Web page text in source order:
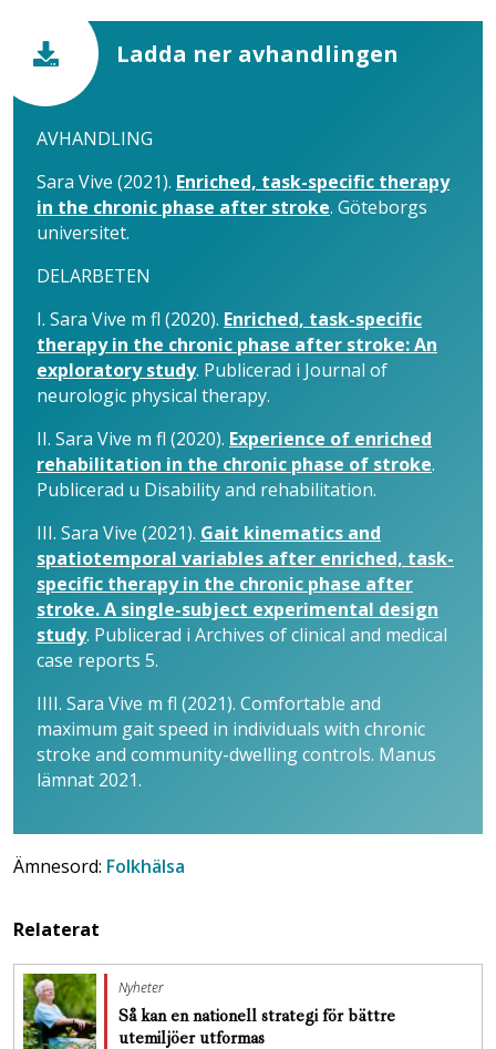
Ladda ner avhandlingen
AVHANDLING
Sara Vive (2021). Enriched, task-specific therapy
in the chronic phase after stroke. Göteborgs
universitet.
DELARBETEN
I. Sara Vive m fl (2020). Enriched, task-specific
therapy in the chronic phase after stroke: An
exploratory study. Publicerad i Journal of
neurologic physical therapy.
II. Sara Vive m fl (2020). Experience of enriched
rehabilitation in the chronic phase of stroke.
Publicerad u Disability and rehabilitation.
III. Sara Vive (2021). Gait kinematics and
spatiotemporal variables after enriched, task-
specific therapy in the chronic phase after
stroke. A single-subject experimental design
study. Publicerad i Archives of clinical and medical
case reports 5.
IIII. Sara Vive m fl (2021). Comfortable and
maximum gait speed in individuals with chronic
stroke and community-dwelling controls. Manus
lämnat 2021.
Ämnesord: Folkhälsa
Relaterat
Nyheter
Så kan en nationell strategi för bättre
utemiljöer utformas